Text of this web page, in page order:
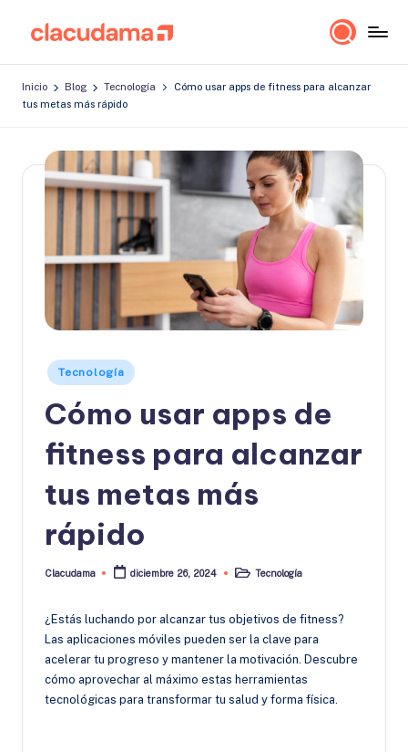
Saltar
contenido
a
c
m
Inicio Blog Tecnología
Cómo usar apps de fitness para alcanzar
tus metas más rápido
Publicado
en
Tecnología
Cómo usar apps de
fitness para alcanzar
tus metas más
rápido
Publicado
Clacudama diciembre 26, 2024
PublicadoTecnología
¿Estás luchando por alcanzar tus objetivos de fitness?
Las aplicaciones móviles pueden ser la clave para
acelerar tu progreso y mantener la motivación. Descubre
cómo aprovechar al máximo estas herramientas
tecnológicas para transformar tu salud y forma física.